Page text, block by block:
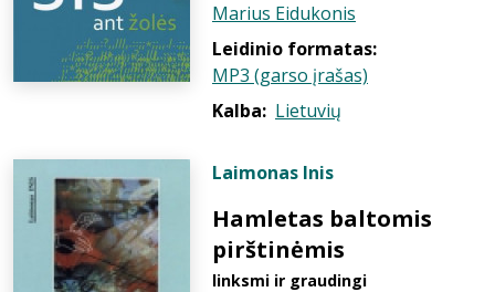
Marius Eidukonis
Leidinio formatas:
MP3 (garso įrašas)
Kalba: Lietuvių
Laimonas Inis
Hamletas baltomis
pirštinėmis
linksmi ir graudingi